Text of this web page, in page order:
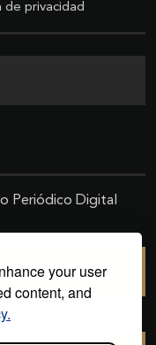
your user
content, and
de privacidad
Periódico Digital